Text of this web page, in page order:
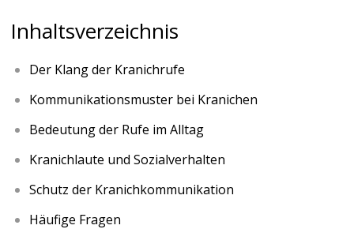
Inhaltsverzeichnis
Der Klang der Kranichrufe
Kommunikationsmuster bei Kranichen
Bedeutung der Rufe im Alltag
Kranichlaute und Sozialverhalten
Schutz der Kranichkommunikation
Häufige Fragen